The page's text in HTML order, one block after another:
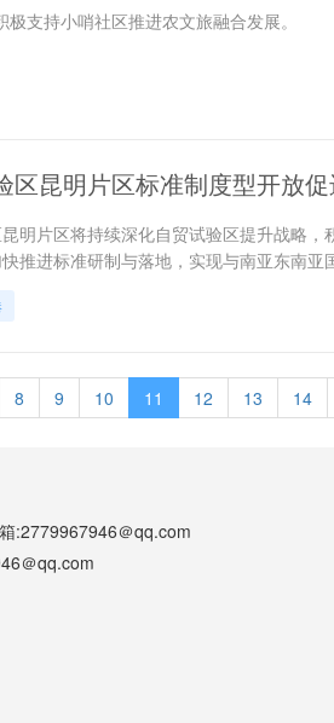
支持小哨社区推进农文旅融合发展。
区昆明片区标准制度型开放
明片区将持续深化自贸试验区提升战略
推进标准研制与落地，实现与南亚东南亚
8 9 10 11 12 13 14
:2779967946＠qq.com
＠qq.com